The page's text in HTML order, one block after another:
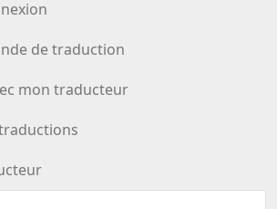
de traduction
mon traducteur